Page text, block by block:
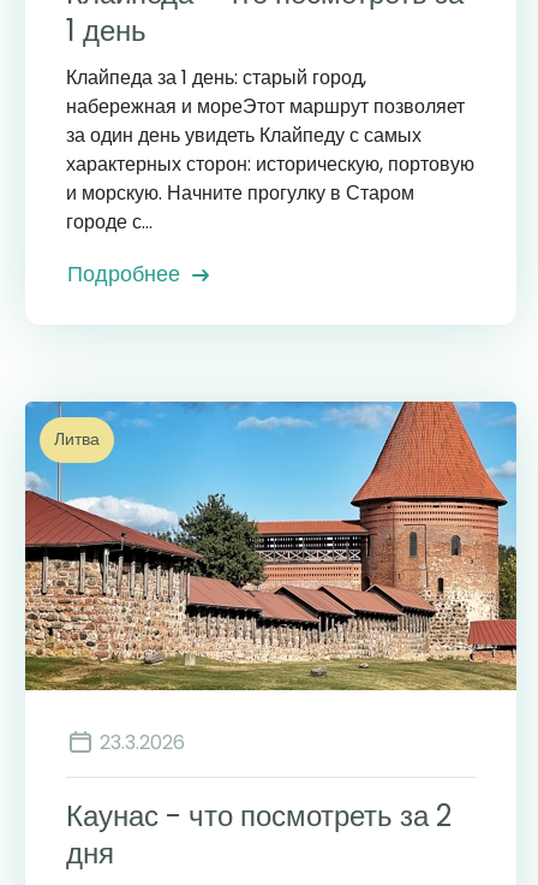
1 день
Клайпеда за 1 день: старый город,
набережная и мореЭтот маршрут позволяет
за один день увидеть Клайпеду с самых
характерных сторон: историческую, портовую
и морскую. Начните прогулку в Старом
городе с...
Подробнее
Литва
23.3.2026
Каунас - что посмотреть за 2
дня